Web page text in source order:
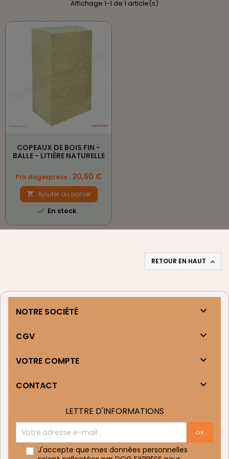
Affichage 1-1 de 1 article(s)
COPEAUX DE BOIS FIN -
BALLE - LITIÈRE NATURELLE
Prix
Prix dogexpress : 20,50 €
 Ajouter au panier
 En stock
RETOUR EN HAUT 
NOTRE SOCIÉTÉ 
CGV 
VOTRE COMPTE 
CONTACT 
LETTRE D'INFORMATIONS
J'accepte que mes données personnelles